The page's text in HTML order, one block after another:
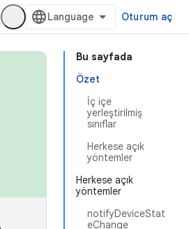
Oturum aç
Bu sayfada
Özet
İç içe
yerleştirilmiş
sınıflar
Herkese açık
yöntemler
Herkese açık
yöntemler
notifyDeviceStat
eChange